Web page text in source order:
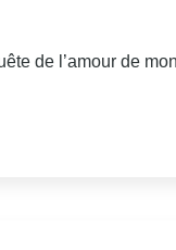
de l’amour de mon